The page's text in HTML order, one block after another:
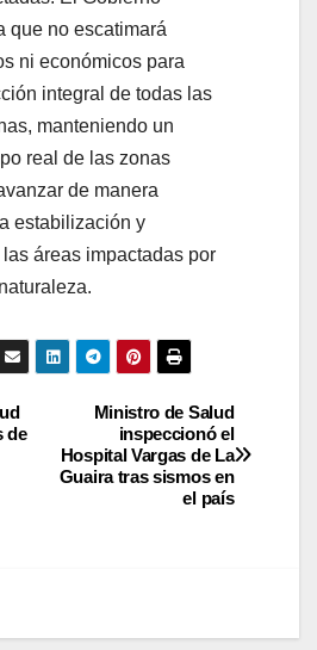
que no escatimará
ni económicos para
integral de todas las
manteniendo un
real de las zonas
de manera
estabilización y
áreas impactadas por
Ministro de Salud
inspeccionó el
Hospital Vargas de La
Guaira tras sismos en
el país
de